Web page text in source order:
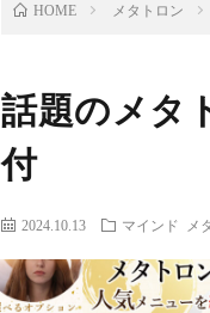
HOME メタトロン
話題のメタ
付
2024.10.13 マインド メ